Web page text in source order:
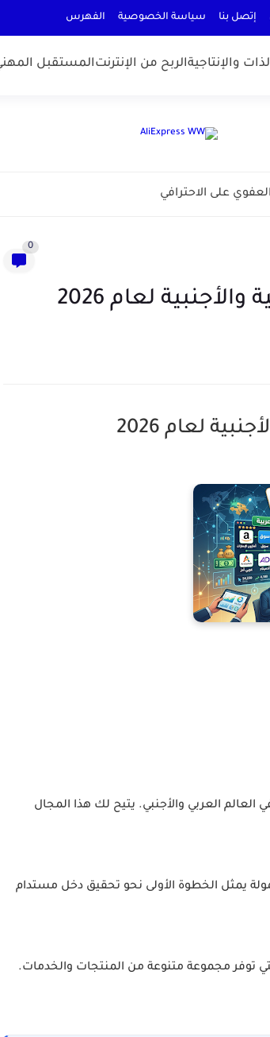
إتصل بنا سياسة الخصوصية الفهرس
والإنتاجيةالربح من الإنترنتالمستقبل
0
لعام 2026
لعام 2026
العربي والأجنبي. يتيح لك هذا المجال
يمثل الخطوة الأولى نحو تحقيق دخل مستدام
توفر مجموعة متنوعة من المنتجات والخدمات.